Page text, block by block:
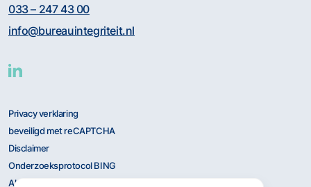
033 – 247 43 00
info@bureauintegriteit.nl
Privacy verklaring
beveiligd met reCAPTCHA
Disclaimer
Onderzoeksprotocol BING
Algemene Voorwaarden